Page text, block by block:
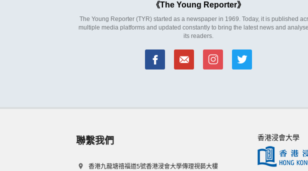
The Young Reporter
The Young Reporter (TYR) started as a newspaper in 1969. Today, it is published
multiple media platforms and updated constantly to bring the latest news and
its readers.
聯繫我們
香港九龍塘禧福道5號香港浸會大學傳理視藝大樓
香港浸會大學